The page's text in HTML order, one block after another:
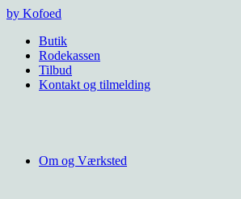
Videre
indhold
by Kofoed
Butik
Rodekassen
Tilbud
Kontakt og tilmelding
Om og Værksted